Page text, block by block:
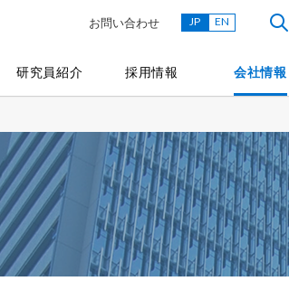
研究員紹介 採用情報 会社情報
お問い合わせ JP EN